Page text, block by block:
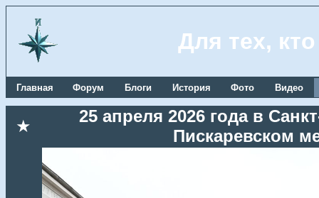
Для тех,
Главная Форум Блоги История Фото Видео
★
25 апреля 2026 года в
Пискаревском